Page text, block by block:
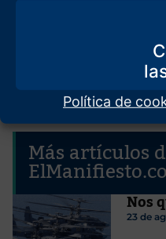
Política de
Más artículos
Nos
23 de